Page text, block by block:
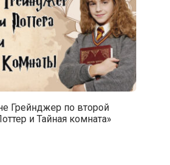
Грейнджер по второй
и Тайная комната»